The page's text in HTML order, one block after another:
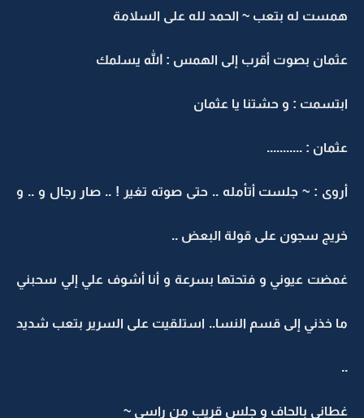
همست له بتعب ~ الحمد لله على السلامة
عثمان بصوت أقرب إلى الهمس : الله يسلمك
ابتسمت : و حشتنا يا عثمان
عثمان : ...........
أروى : ~ جلست أتأمله .. حتى صوته تغير ! .. صار رجال و .. و
خريج سجون على قولة البعض ..
غمضت عيوني و فتحتها بسرعة و أنا أشوف علي إلي سحبني
ما خذني إلى قسم النسا.. استلقيت على السرير بتعب شديد
..
غطاني بالحاف و جلس قريب من راسي ~